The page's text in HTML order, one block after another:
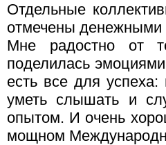
Отдельные
отмечены денежными
Мне радостно от
поделилась
есть все для
уметь слышать и
опытом. И очень
мощном